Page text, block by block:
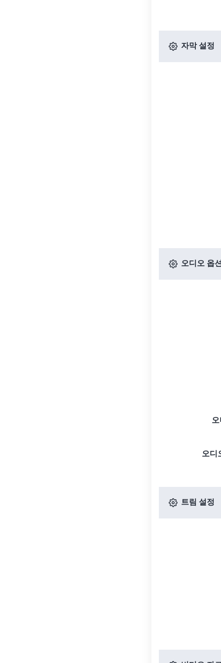
자막 설정
오디오 옵
오디
트림 설정